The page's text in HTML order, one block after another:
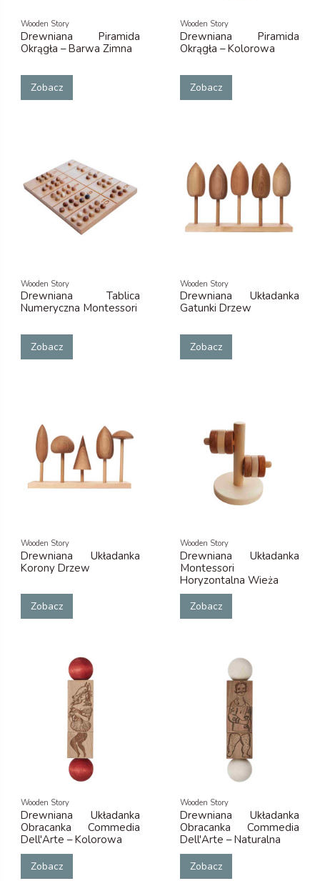
Wooden Story
Drewniana Piramida
Okrągła – Barwa Zimna
Zobacz
Wooden Story
Drewniana Piramida
Okrągła – Kolorowa
Zobacz
Wooden Story
Drewniana Tablica
Numeryczna Montessori
Zobacz
Wooden Story
Drewniana Układanka
Gatunki Drzew
Zobacz
Wooden Story
Drewniana Układanka
Korony Drzew
Zobacz
Wooden Story
Drewniana Układanka
Montessori
Horyzontalna Wieża
Zobacz
Wooden Story
Drewniana Układanka
Obracanka Commedia
Dell'Arte – Kolorowa
Zobacz
Wooden Story
Drewniana Układanka
Obracanka Commedia
Dell'Arte – Naturalna
Zobacz